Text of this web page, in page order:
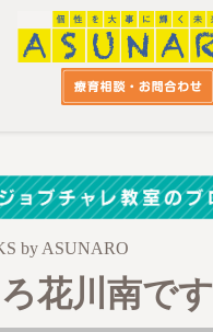
by ASUNARO
花川南です